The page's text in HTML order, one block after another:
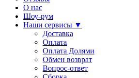
О нас
Шоу-рум
Наши сервисы ▼
Доставка
Оплата
Оплата Долями
Обмен возврат
Вопрос-ответ